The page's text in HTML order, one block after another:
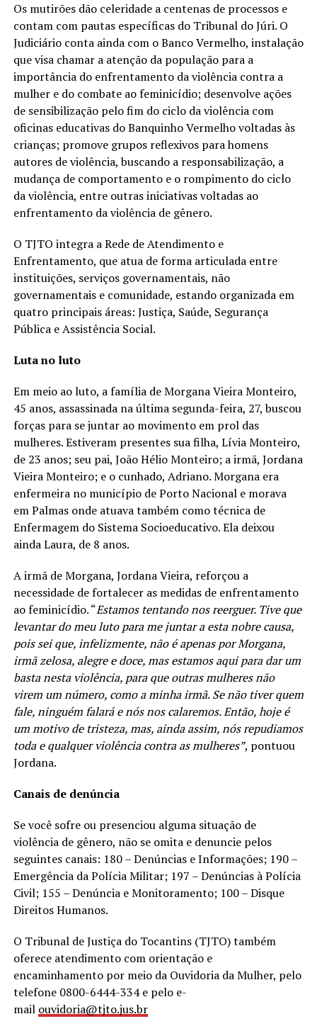
Os mutirões dão celeridade a centenas de processos e
contam com pautas específicas do Tribunal do Júri. O
Judiciário conta ainda com o Banco Vermelho, instalação
que visa chamar a atenção da população para a
importância do enfrentamento da violência contra a
mulher e do combate ao feminicídio; desenvolve ações
de sensibilização pelo fim do ciclo da violência com
oficinas educativas do Banquinho Vermelho voltadas às
crianças; promove grupos reflexivos para homens
autores de violência, buscando a responsabilização, a
mudança de comportamento e o rompimento do ciclo
da violência, entre outras iniciativas voltadas ao
enfrentamento da violência de gênero.
O TJTO integra a Rede de Atendimento e
Enfrentamento, que atua de forma articulada entre
instituições, serviços governamentais, não
governamentais e comunidade, estando organizada em
quatro principais áreas: Justiça, Saúde, Segurança
Pública e Assistência Social.
Luta no luto
Em meio ao luto, a família de Morgana Vieira Monteiro,
45 anos, assassinada na última segunda-feira, 27, buscou
forças para se juntar ao movimento em prol das
mulheres. Estiveram presentes sua filha, Lívia Monteiro,
de 23 anos; seu pai, João Hélio Monteiro; a irmã, Jordana
Vieira Monteiro; e o cunhado, Adriano. Morgana era
enfermeira no município de Porto Nacional e morava
em Palmas onde atuava também como técnica de
Enfermagem do Sistema Socioeducativo. Ela deixou
ainda Laura, de 8 anos.
A irmã de Morgana, Jordana Vieira, reforçou a
necessidade de fortalecer as medidas de enfrentamento
ao feminicídio. “Estamos tentando nos reerguer. Tive que
levantar do meu luto para me juntar a esta nobre causa,
pois sei que, infelizmente, não é apenas por Morgana,
irmã zelosa, alegre e doce, mas estamos aqui para dar um
basta nesta violência, para que outras mulheres não
virem um número, como a minha irmã. Se não tiver quem
fale, ninguém falará e nós nos calaremos. Então, hoje é
um motivo de tristeza, mas, ainda assim, nós repudiamos
toda e qualquer violência contra as mulheres”, pontuou
Jordana.
Canais de denúncia
Se você sofre ou presenciou alguma situação de
violência de gênero, não se omita e denuncie pelos
seguintes canais: 180 – Denúncias e Informações; 190 –
Emergência da Polícia Militar; 197 – Denúncias à Polícia
Civil; 155 – Denúncia e Monitoramento; 100 – Disque
Direitos Humanos.
O Tribunal de Justiça do Tocantins (TJTO) também
oferece atendimento com orientação e
encaminhamento por meio da Ouvidoria da Mulher, pelo
telefone 0800-6444-334 e pelo e-
mail ouvidoria@tjto.jus.br